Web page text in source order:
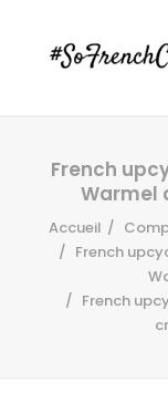
French
Warmel
Accueil
French
French